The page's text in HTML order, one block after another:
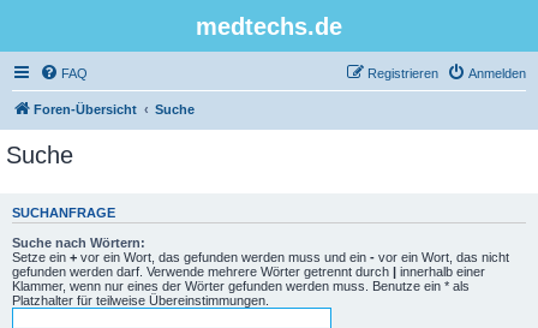
medtechs.de
FAQ Anmelden
Registrieren
Foren-Übersicht Suche
Suche
SUCHANFRAGE
Suche nach Wörtern:
Setze ein + vor ein Wort, das gefunden werden muss und ein - vor ein Wort, das nicht
gefunden werden darf. Verwende mehrere Wörter getrennt durch | innerhalb einer
Klammer, wenn nur eines der Wörter gefunden werden muss. Benutze ein * als
Platzhalter für teilweise Übereinstimmungen.